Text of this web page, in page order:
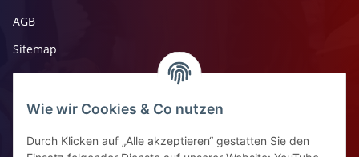
Wie wir Cookies & Co nutzen
Durch Klicken auf „Alle akzeptieren“ gestatten Sie den
AGB
Sitemap
Impressum
Widerrufsrecht